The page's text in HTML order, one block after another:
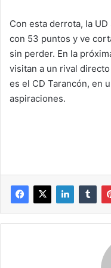
Con esta derrota, la
con 53 puntos y ve
sin perder. En la
visitan a un rival
es el CD Tarancón, en
aspiraciones.